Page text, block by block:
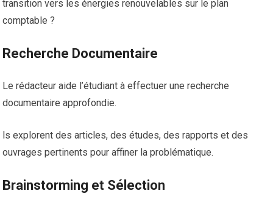
transition vers les énergies renouvelables sur le plan
comptable ?
Recherche Documentaire
Le rédacteur aide l’étudiant à effectuer une recherche
documentaire approfondie.
ls explorent des articles, des études, des rapports et des
ouvrages pertinents pour affiner la problématique.
Brainstorming et Sélection